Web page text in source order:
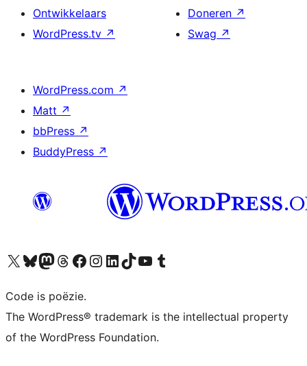
Ontwikkelaars
WordPress.tv ↗
Doneren ↗
Swag ↗
WordPress.com ↗
Matt ↗
bbPress ↗
BuddyPress ↗
Bezoek ons X (voorheen Twitter) account
Bezoek ons Bluesky account
Bezoek ons Mastodon account
Bezoek ons Threads account
Onze Facebook pagina bezoeken
Bezoek ons Instagram account
Bezoek ons LinkedIn account
Bezoek ons TikTok account
Bezoek ons YouTube kanaalBezoek ons Tumblr account
Code is poëzie.
The WordPress® trademark is the intellectual property
of the WordPress Foundation.